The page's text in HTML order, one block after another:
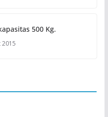
500 Kg.
2015